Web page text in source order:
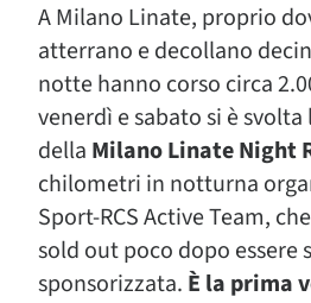
A Milano Linate, proprio
atterrano e decollano
notte hanno corso circa
venerdì e sabato si è
della Milano Linate Night
chilometri in notturna
Sport-RCS Active Team,
sold out poco dopo essere
sponsorizzata. È la prima